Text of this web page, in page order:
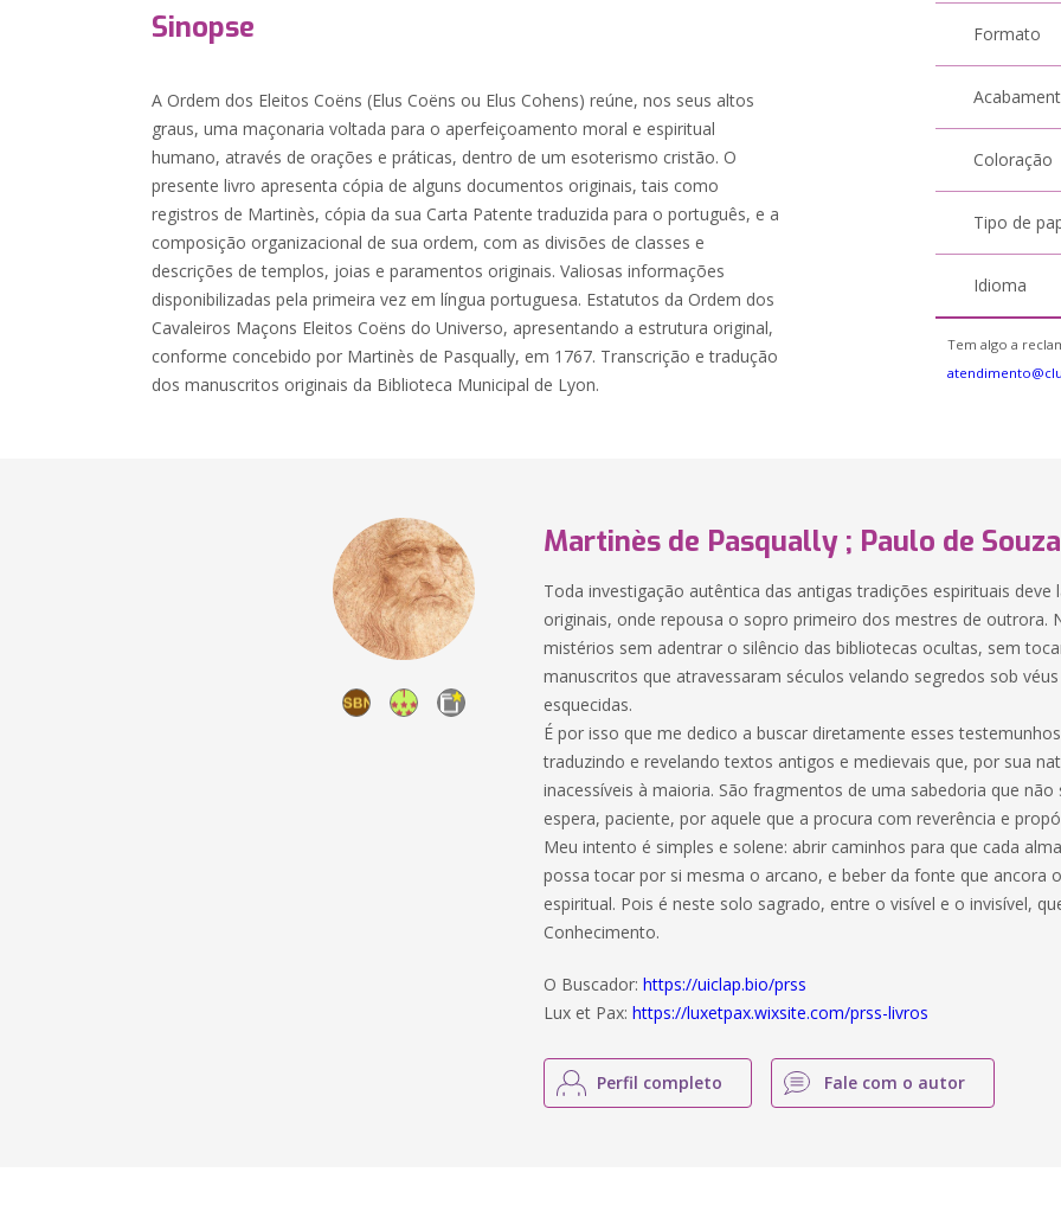
Sinopse
A Ordem dos Eleitos Coëns (Elus Coëns ou Elus Cohens) reúne, nos seus altos
graus, uma maçonaria voltada para o aperfeiçoamento moral e espiritual
humano, através de orações e práticas, dentro de um esoterismo cristão. O
presente livro apresenta cópia de alguns documentos originais, tais como
registros de Martinès, cópia da sua Carta Patente traduzida para o português, e a
composição organizacional de sua ordem, com as divisões de classes e
descrições de templos, joias e paramentos originais. Valiosas informações
disponibilizadas pela primeira vez em língua portuguesa. Estatutos da Ordem dos
Cavaleiros Maçons Eleitos Coëns do Universo, apresentando a estrutura original,
conforme concebido por Martinès de Pasqually, em 1767. Transcrição e tradução
dos manuscritos originais da Biblioteca Municipal de Lyon.
Formato
Coloração
Tipo de
Idioma
Tem algo a
Martinès de Pasqually ; Paulo de Souza
Toda investigação autêntica das antigas tradições espirituais deve
originais, onde repousa o sopro primeiro dos mestres de outrora.
mistérios sem adentrar o silêncio das bibliotecas ocultas, sem
manuscritos que atravessaram séculos velando segredos sob
esquecidas.
É por isso que me dedico a buscar diretamente esses
traduzindo e revelando textos antigos e medievais que, por sua
inacessíveis à maioria. São fragmentos de uma sabedoria que
espera, paciente, por aquele que a procura com reverência e
Meu intento é simples e solene: abrir caminhos para que cada
possa tocar por si mesma o arcano, e beber da fonte que ancora
espiritual. Pois é neste solo sagrado, entre o visível e o invisível,
Conhecimento.
O Buscador:https://uiclap.bio/prss
Lux et Pax:https://luxetpax.wixsite.com/prss-livros
Perfil completo Fale com o autor